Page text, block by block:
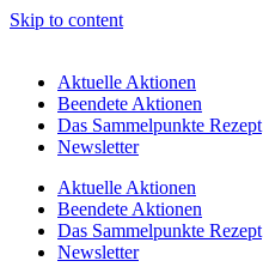
Skip to content
Aktuelle Aktionen
Beendete Aktionen
Das Sammelpunkte Rezept
Newsletter
Aktuelle Aktionen
Beendete Aktionen
Das Sammelpunkte Rezept
Newsletter